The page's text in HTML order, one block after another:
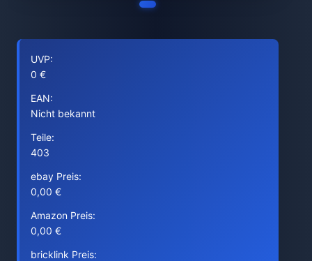
UVP:
0 €
EAN:
Nicht bekannt
Teile:
403
ebay Preis:
0,00 €
Amazon Preis:
0,00 €
bricklink Preis: